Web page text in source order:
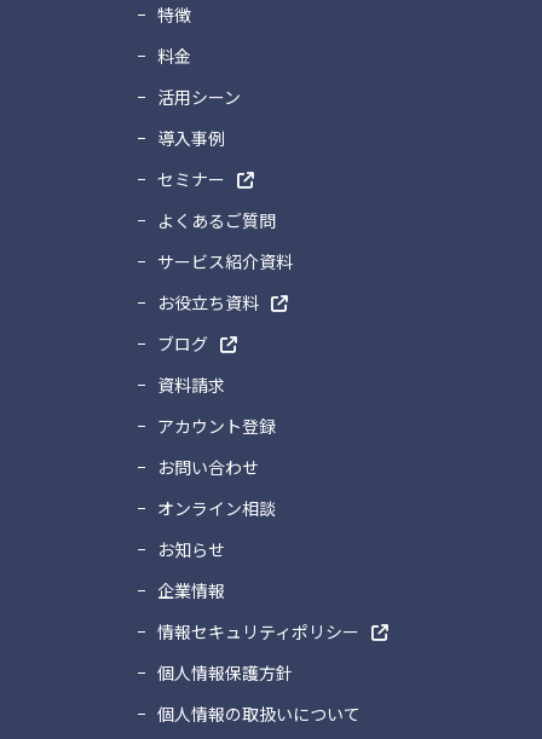
特徴
料金
活用シーン
導入事例
セミナー
よくあるご質問
サービス紹介資料
お役立ち資料
ブログ
資料請求
アカウント登録
お問い合わせ
オンライン相談
お知らせ
企業情報
情報セキュリティポリシー
個人情報保護方針
個人情報の取扱いについて